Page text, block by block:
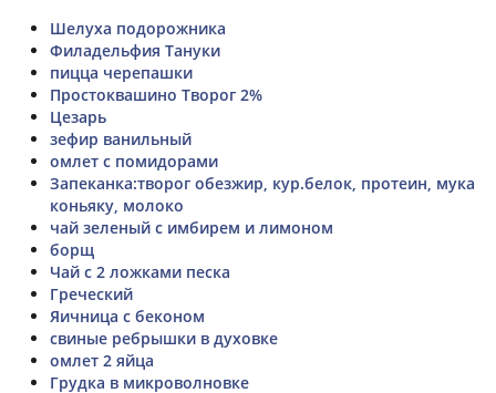
Шелуха подорожника
Филадельфия Тануки
пицца черепашки
Простоквашино Творог 2%
Цезарь
зефир ванильный
омлет с помидорами
Запеканка:творог обезжир, кур.белок, протеин, мука
коньяку, молоко
чай зеленый с имбирем и лимоном
борщ
Чай с 2 ложками песка
Греческий
Яичница с беконом
свиные ребрышки в духовке
омлет 2 яйца
Грудка в микроволновке